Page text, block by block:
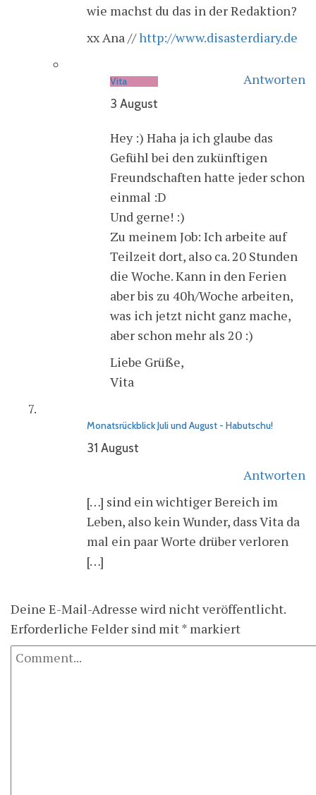
wie machst du das in der Redaktion?
xx Ana //http://www.disasterdiary.de
Vita
3 August
Antworten
Hey :) Haha ja ich glaube das
Gefühl bei den zukünftigen
Freundschaften hatte jeder schon
einmal :D
Und gerne! :)
Zu meinem Job: Ich arbeite auf
Teilzeit dort, also ca. 20 Stunden
die Woche. Kann in den Ferien
aber bis zu 40h/Woche arbeiten,
was ich jetzt nicht ganz mache,
aber schon mehr als 20 :)
Liebe Grüße,
Vita
Monatsrückblick Juli und August - Habutschu!
31 August
Antworten
[…] sind ein wichtiger Bereich im
Leben, also kein Wunder, dass Vita da
mal ein paar Worte drüber verloren
[…]
Deine E-Mail-Adresse wird nicht veröffentlicht.
Erforderliche Felder sind mit* markiert